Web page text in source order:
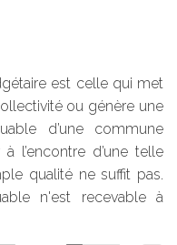
est celle qui met
ou génère une
d’une commune
l’encontre d’une telle
qualité ne suffit pas.
n'est recevable à